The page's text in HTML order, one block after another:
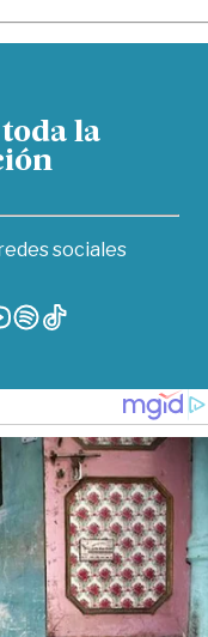
la
sociales